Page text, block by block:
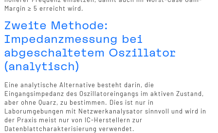
Margin ≥ 5 erreicht wird.
Zweite Methode:
Impedanzmessung bei
abgeschaltetem Oszillator
(analytisch)
Eine analytische Alternative besteht darin, die
Eingangsimpedanz des Oszillatoreingangs im aktiven Zustand,
aber ohne Quarz, zu bestimmen. Dies ist nur in
Laborumgebungen mit Netzwerkanalysator sinnvoll und wird in
der Praxis meist nur von IC-Herstellern zur
Datenblattcharakterisierung verwendet.